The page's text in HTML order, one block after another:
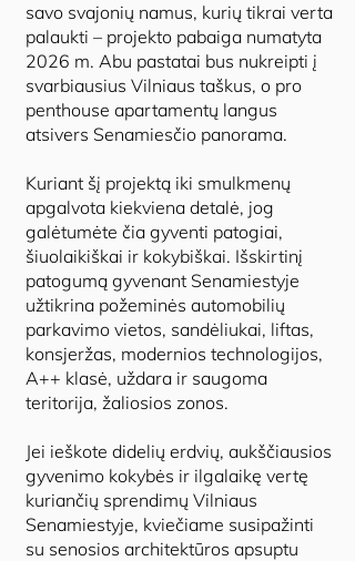
savo svajonių namus, kurių tikrai verta
palaukti – projekto pabaiga numatyta
2026 m. Abu pastatai bus nukreipti į
svarbiausius Vilniaus taškus, o pro
penthouse apartamentų langus
atsivers Senamiesčio panorama.
Kuriant šį projektą iki smulkmenų
apgalvota kiekviena detalė, jog
galėtumėte čia gyventi patogiai,
šiuolaikiškai ir kokybiškai. Išskirtinį
patogumą gyvenant Senamiestyje
užtikrina požeminės automobilių
parkavimo vietos, sandėliukai, liftas,
konsjeržas, modernios technologijos,
A++ klasė, uždara ir saugoma
teritorija, žaliosios zonos.
Jei ieškote didelių erdvių, aukščiausios
gyvenimo kokybės ir ilgalaikę vertę
kuriančių sprendimų Vilniaus
Senamiestyje, kviečiame susipažinti
su senosios architektūros apsuptu